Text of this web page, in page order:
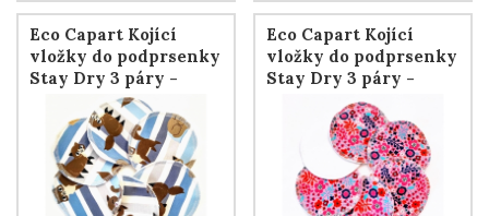
Eco Capart Kojící
vložky do podprsenky
Stay Dry 3 páry -
Kočky s modrými
pruhy
Eco Capart Kojící
vložky do podprsenky
Stay Dry 3 páry -